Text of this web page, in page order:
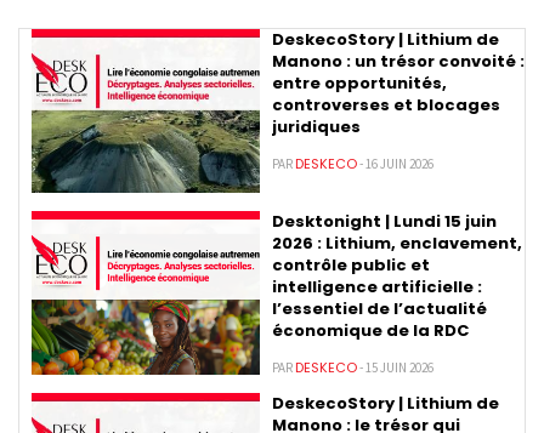
DeskecoStory | Lithium de
Manono : un trésor convoité :
entre opportunités,
controverses et blocages
juridiques
PAR DESKECO- 16 JUIN 2026
Desktonight | Lundi 15 juin
2026 : Lithium, enclavement,
contrôle public et
intelligence artificielle :
l’essentiel de l’actualité
économique de la RDC
PAR DESKECO- 15 JUIN 2026
DeskecoStory | Lithium de
Manono : le trésor qui